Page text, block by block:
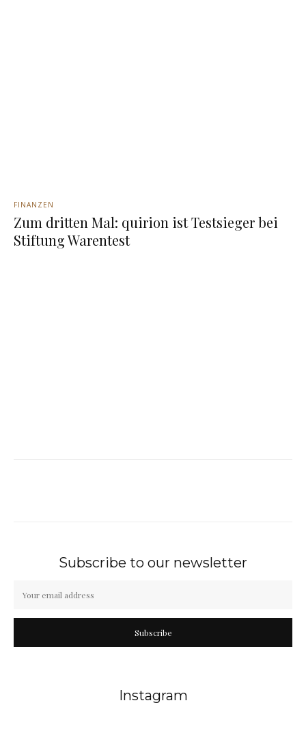
FINANZEN
Zum dritten Mal: quirion ist Testsieger bei
Stiftung Warentest
Subscribe to our newsletter
Subscribe
Instagram